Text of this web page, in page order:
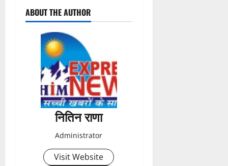
o
ABOUT THE AUTHOR
नितिन राणा
Administrator
Visit Website